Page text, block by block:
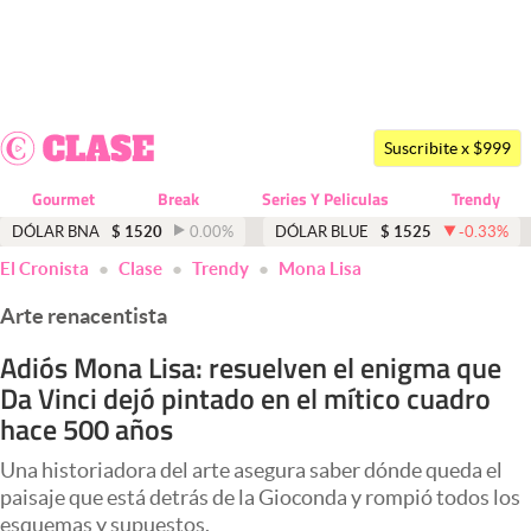
Dólar
Economía y Política
Finanzas y Mercados
Mercados Online
Negocios
Columnistas
Apertura
Suscribite x $999
Gourmet Break Series Y Peliculas Trendy
DÓLAR BNA $ 1520 0.00% DÓLAR BLUE $ 1525 -0.33%
El Cronista Clase Trendy Mona Lisa
Arte renacentista
Adiós Mona Lisa: resuelven el enigma que
Da Vinci dejó pintado en el mítico cuadro
hace 500 años
Una historiadora del arte asegura saber dónde queda el
paisaje que está detrás de la Gioconda y rompió todos los
esquemas y supuestos.